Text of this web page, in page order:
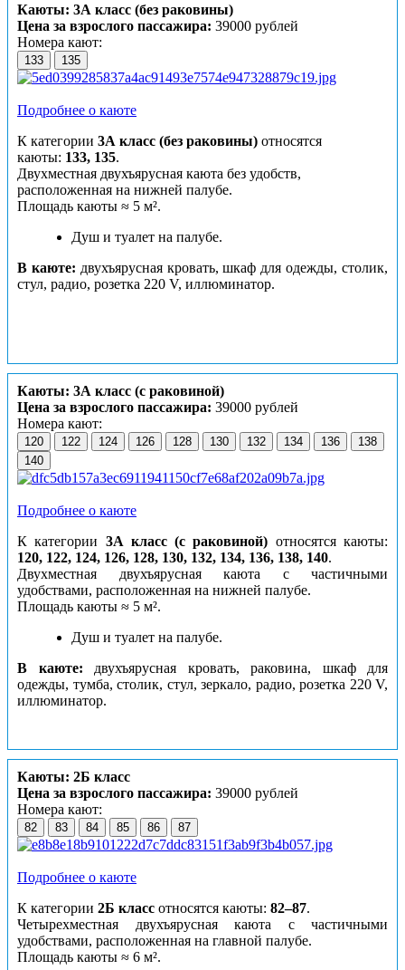
Каюты: 3А класс (без раковины)
Цена за взрослого пассажира: 39000 рублей
Номера кают:
133 135
Подробнее о каюте
К категории 3А класс (без раковины) относятся
каюты: 133, 135.
Двухместная двухъярусная каюта без удобств,
расположенная на нижней палубе.
Площадь каюты ≈ 5 м².
Душ и туалет на палубе.
В каюте: двухъярусная кровать, шкаф для одежды, столик,
стул, радио, розетка 220 V, иллюминатор.
Каюты: 3А класс (с раковиной)
Цена за взрослого пассажира: 39000 рублей
Номера кают:
120 122 124 126 128 130 132 134 136
138
140
Подробнее о каюте
К категории 3А класс (с раковиной) относятся каюты:
120, 122, 124, 126, 128, 130, 132, 134, 136, 138, 140.
Двухместная двухъярусная каюта с частичными
удобствами, расположенная на нижней палубе.
Площадь каюты ≈ 5 м².
Душ и туалет на палубе.
В каюте: двухъярусная кровать, раковина, шкаф для
одежды, тумба, столик, стул, зеркало, радио, розетка 220 V,
иллюминатор.
Каюты: 2Б класс
Цена за взрослого пассажира: 39000 рублей
Номера кают:
82 83 84 85 86 87
Подробнее о каюте
К категории 2Б класс относятся каюты: 82–87.
Четырехместная двухъярусная каюта с частичными
удобствами, расположенная на главной палубе.
Площадь каюты ≈ 6 м².